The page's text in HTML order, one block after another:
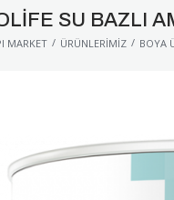
SU BAZLI
MARKET / ÜRÜNLERIMIZ / BOYA